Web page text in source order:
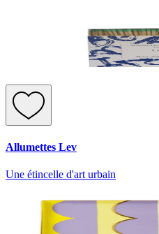
Allumettes Lev
Une étincelle d'art urbain